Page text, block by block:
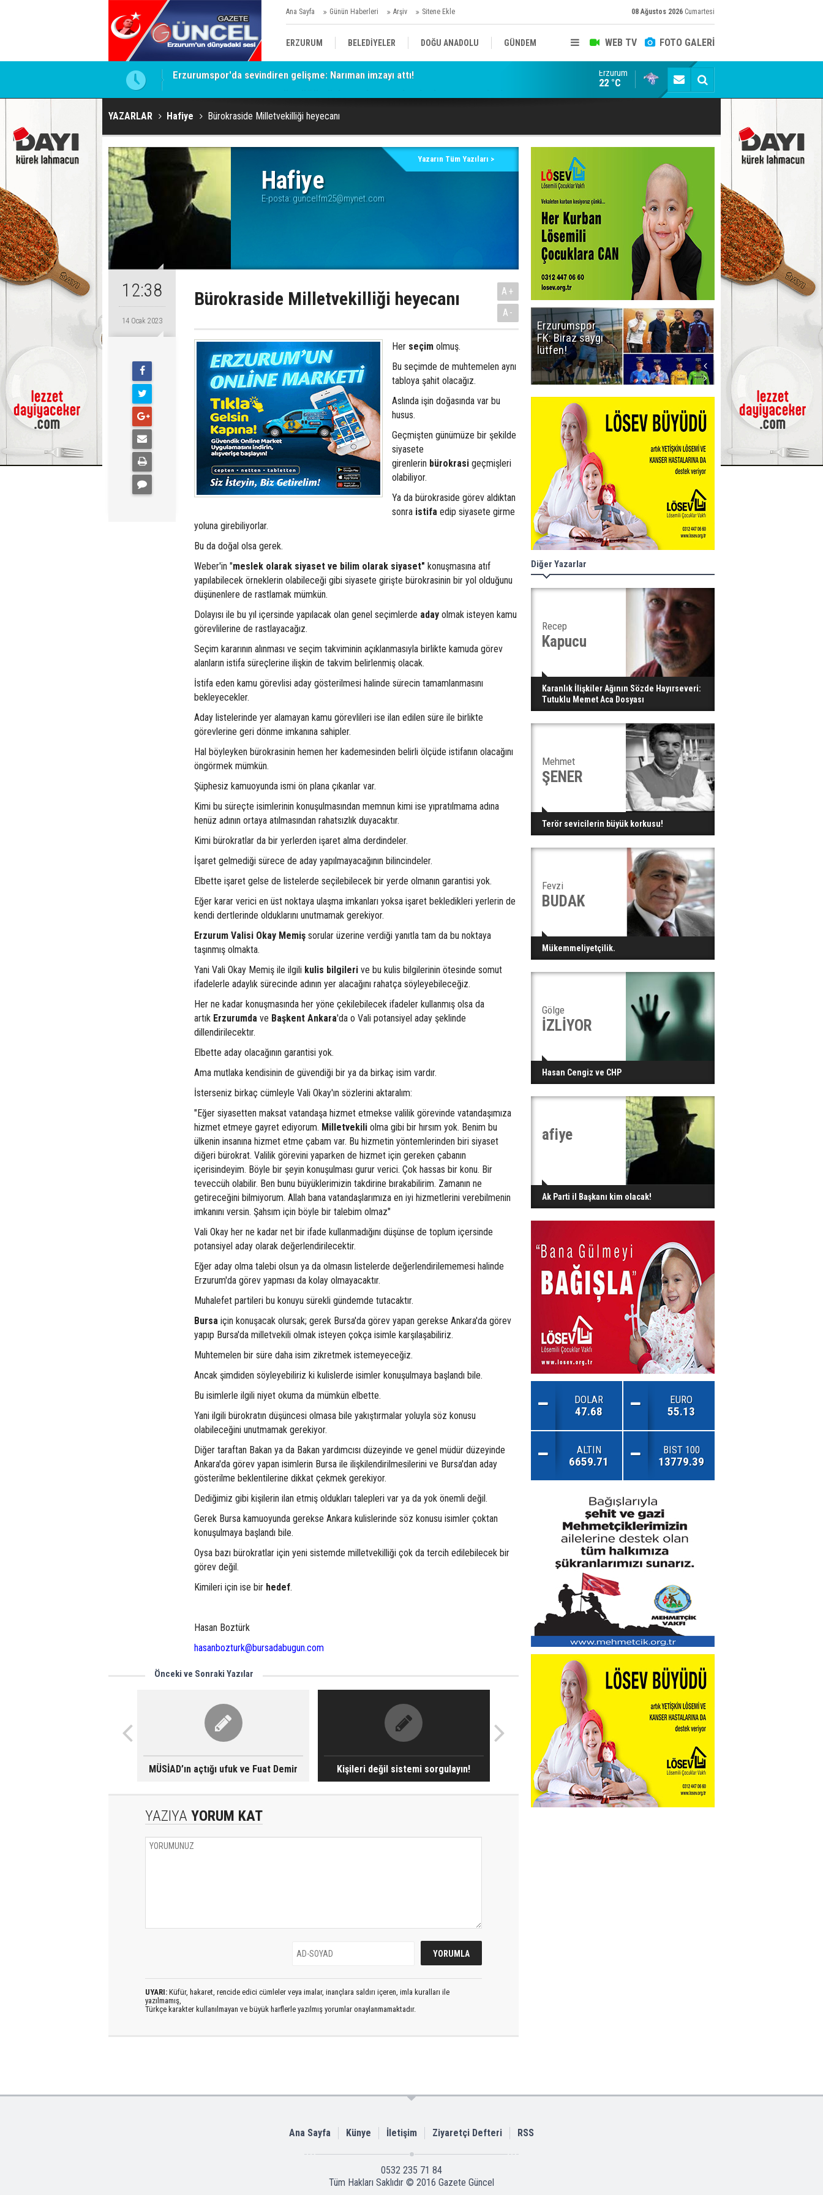
Ana Sayfa Günün Haberleri Arşiv Sitene Ekle 08 Ağustos 2026 Cumartesi
WEB TV FOTO GALERİ
ERZURUM BELEDİYELER DOĞU ANADOLU GÜNDEM
SİYASET AFAD/ SAVAŞ
KÜLTÜR/SANAT//MAĞAZİN
ERZURUM’DA STADYUM KÖRDÜĞÜMÜ: İHALE İPTAL Mİ EDİLDİ, ERTELENDİ Mİ? Erzurumspor FK: Biraz saygı lütfen!
Erzurum
22 °C
YAZARLAR Hafiye Bürokraside Milletvekilliği heyecanı
Hafiye
E-posta: guncelfm25@mynet.com
Yazarın Tüm Yazıları >
12:38
14 Ocak 2023
Bürokraside Milletvekilliği heyecanı
A+
A-
Her seçim olmuş.
Bu seçimde de muhtemelen aynı
tabloya şahit olacağız.
Aslında işin doğasında var bu
husus.
Geçmişten günümüze bir şekilde
siyasete
girenlerin bürokrasi geçmişleri
olabiliyor.
Ya da bürokraside görev aldıktan
sonra istifa edip siyasete girme
yoluna girebiliyorlar.
Bu da doğal olsa gerek.
Weber'in "meslek olarak siyaset ve bilim olarak siyaset" konuşmasına atıf
yapılabilecek örneklerin olabileceği gibi siyasete girişte bürokrasinin bir yol olduğunu
düşünenlere de rastlamak mümkün.
Dolayısı ile bu yıl içersinde yapılacak olan genel seçimlerde aday olmak isteyen kamu
görevlilerine de rastlayacağız.
Seçim kararının alınması ve seçim takviminin açıklanmasıyla birlikte kamuda görev
alanların istifa süreçlerine ilişkin de takvim belirlenmiş olacak.
İstifa eden kamu görevlisi aday gösterilmesi halinde sürecin tamamlanmasını
bekleyecekler.
Aday listelerinde yer alamayan kamu görevlileri ise ilan edilen süre ile birlikte
görevlerine geri dönme imkanına sahipler.
Hal böyleyken bürokrasinin hemen her kademesinden belirli ölçüde istifanın olacağını
öngörmek mümkün.
Şüphesiz kamuoyunda ismi ön plana çıkanlar var.
Kimi bu süreçte isimlerinin konuşulmasından memnun kimi ise yıpratılmama adına
henüz adının ortaya atılmasından rahatsızlık duyacaktır.
Kimi bürokratlar da bir yerlerden işaret alma derdindeler.
İşaret gelmediği sürece de aday yapılmayacağının bilincindeler.
Elbette işaret gelse de listelerde seçilebilecek bir yerde olmanın garantisi yok.
Eğer karar verici en üst noktaya ulaşma imkanları yoksa işaret bekledikleri yerlerin de
kendi dertlerinde olduklarını unutmamak gerekiyor.
Erzurum Valisi Okay Memiş sorular üzerine verdiği yanıtla tam da bu noktaya
taşınmış olmakta.
Yani Vali Okay Memiş ile ilgili kulis bilgileri ve bu kulis bilgilerinin ötesinde somut
ifadelerle adaylık sürecinde adının yer alacağını rahatça söyleyebileceğiz.
Her ne kadar konuşmasında her yöne çekilebilecek ifadeler kullanmış olsa da
artık Erzurumda ve Başkent Ankara'da o Vali potansiyel aday şeklinde
dillendirilecektır.
Elbette aday olacağının garantisi yok.
Ama mutlaka kendisinin de güvendiği bir ya da birkaç isim vardır.
İsterseniz birkaç cümleyle Vali Okay'ın sözlerini aktaralım:
"Eğer siyasetten maksat vatandaşa hizmet etmekse valilik görevinde vatandaşımıza
hizmet etmeye gayret ediyorum. Milletvekili olma gibi bir hırsım yok. Benim bu
ülkenin insanına hizmet etme çabam var. Bu hizmetin yöntemlerinden biri siyaset
diğeri bürokrat. Valilik görevini yaparken de hizmet için gereken çabanın
içerisindeyim. Böyle bir şeyin konuşulması gurur verici. Çok hassas bir konu. Bir
teveccüh olabilir. Ben bunu büyüklerimizin takdirine bırakabilirim. Zamanın ne
getireceğini bilmiyorum. Allah bana vatandaşlarımıza en iyi hizmetlerini verebilmenin
imkanını versin. Şahsım için böyle bir talebim olmaz"
Vali Okay her ne kadar net bir ifade kullanmadığını düşünse de toplum içersinde
potansiyel aday olarak değerlendirilecektir.
Eğer aday olma talebi olsun ya da olmasın listelerde değerlendirilememesi halinde
Erzurum'da görev yapması da kolay olmayacaktır.
Muhalefet partileri bu konuyu sürekli gündemde tutacaktır.
Bursa için konuşacak olursak; gerek Bursa'da görev yapan gerekse Ankara'da görev
yapıp Bursa'da milletvekili olmak isteyen çokça isimle karşılaşabiliriz.
Muhtemelen bir süre daha isim zikretmek istemeyeceğiz.
Ancak şimdiden söyleyebiliriz ki kulislerde isimler konuşulmaya başlandı bile.
Bu isimlerle ilgili niyet okuma da mümkün elbette.
Yani ilgili bürokratın düşüncesi olmasa bile yakıştırmalar yoluyla söz konusu
olabileceğini unutmamak gerekiyor.
Diğer taraftan Bakan ya da Bakan yardımcısı düzeyinde ve genel müdür düzeyinde
Ankara'da görev yapan isimlerin Bursa ile ilişkilendirilmesilerini ve Bursa'dan aday
gösterilme beklentilerine dikkat çekmek gerekiyor.
Dediğimiz gibi kişilerin ilan etmiş oldukları talepleri var ya da yok önemli değil.
Gerek Bursa kamuoyunda gerekse Ankara kulislerinde söz konusu isimler çoktan
konuşulmaya başlandı bile.
Oysa bazı bürokratlar için yeni sistemde milletvekilliği çok da tercih edilebilecek bir
görev değil.
Kimileri için ise bir hedef.
Hasan Boztürk
hasanbozturk@bursadabugun.com
Önceki ve Sonraki Yazılar
MÜSİAD’ın açtığı ufuk ve Fuat Demir Kişileri değil sistemi sorgulayın!
YAZIYA YORUM KAT
UYARI: Küfür, hakaret, rencide edici cümleler veya imalar, inançlara saldırı içeren, imla kuralları ile
yazılmamış,
Türkçe karakter kullanılmayan ve büyük harflerle yazılmış yorumlar onaylanmamaktadır.
Erzurumspor
FK: Biraz saygı
lütfen!
büyük başarı
Diğer Yazarlar
Recep
Kapucu
Karanlık İlişkiler Ağının Sözde Hayırseveri:
Tutuklu Memet Aca Dosyası
Mehmet
ŞENER
Terör sevicilerin büyük korkusu!
Fevzi
BUDAK
Mükemmeliyetçilik.
Gölge
İZLİYOR
Hasan Cengiz ve CHP
afiye
Ak Parti il Başkanı kim olacak!
DOLAR
47.68
EURO
55.13
ALTIN
6659.71
BIST 100
13779.39
Ana Sayfa Künye İletişim Ziyaretçi Defteri RSS
0532 235 71 84
Tüm Hakları Saklıdır © 2016 Gazete Güncel